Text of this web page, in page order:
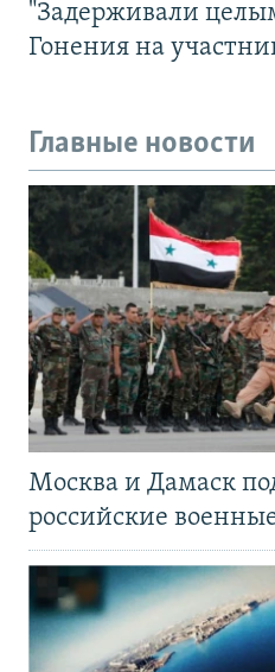
"Задерживали
Гонения на
Главные новости
Москва и Дамаск
российские